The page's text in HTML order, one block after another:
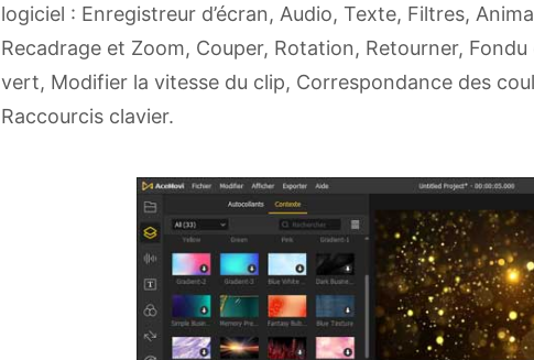
logiciel : Enregistreur d’écran, Audio, Texte, Filtres,
Recadrage et Zoom, Couper, Rotation, Retourner,
vert, Modifier la vitesse du clip, Correspondance des
Raccourcis clavier.